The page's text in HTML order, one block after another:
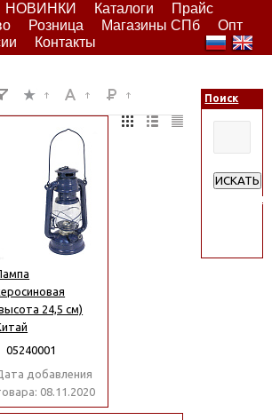
НОВИНКИ Каталоги
Прайс
Розница Магазины СПб
Опт
Контакты
24,5 см)
05240001
добавления
08.11.2020
Поиск
ИСКАТЬ